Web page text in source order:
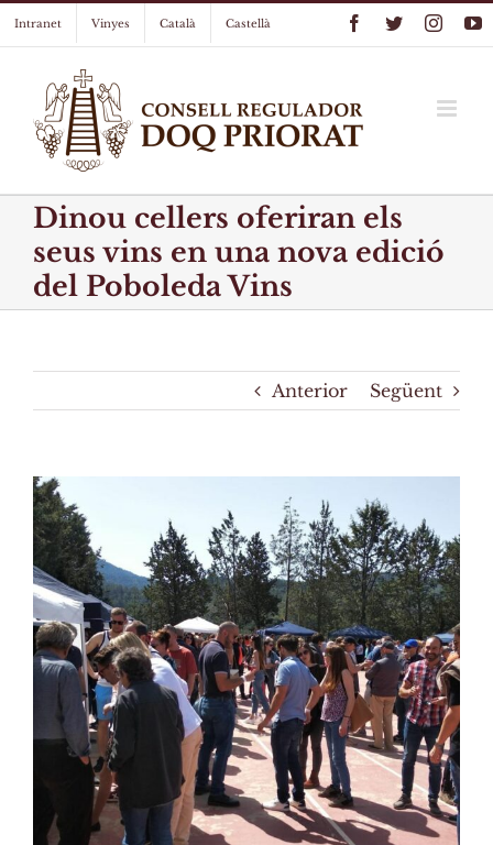
Intranet Vinyes Català Castellà Facebook
Twitter
Dinou cellers oferiran els
seus vins en una nova edició
del Poboleda Vins
Anterior Següent
View
Larger
Image